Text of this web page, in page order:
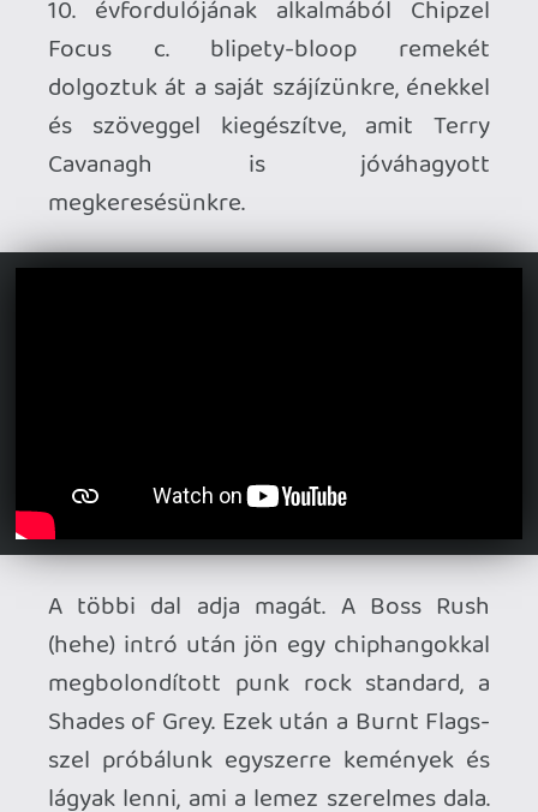
A Focusról már fentebb beszéltem, a
lemez címadója pedig egy pesszimista
korkórkép (sic!), egy korai, kb 15 évvel
ezelőtti tételre alapozva. Az utolsó dal
egy Scatman feldolgozás, ami szinte
magától sétált bele az Offspringes
formájába.
Ami külön jó érzés, csak hogy egy
személyesebb dologgal zárjak, hogy a
az elmúlt években, amíg készült a lemez.
Persze Sárosi Gabi és Berki Sanyi gitáros
cimboráim nélkül nem lenne Crashlander
- köszönet az ő muzsikálásukért, meg
azért, mert jól viselik az állandó
messengeres basztatást a részemről! : D
Az EP a korábbi hangzóanyagokkal (és
direkte streaming oldalakra mutató
linkekkel) megtalálhatóak aLinktree
oldalunkon. De aYoutube playlistenis
nézhető a cucc.